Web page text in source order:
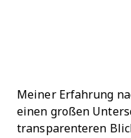
Meiner Erfahrung
einen großen
transparenteren